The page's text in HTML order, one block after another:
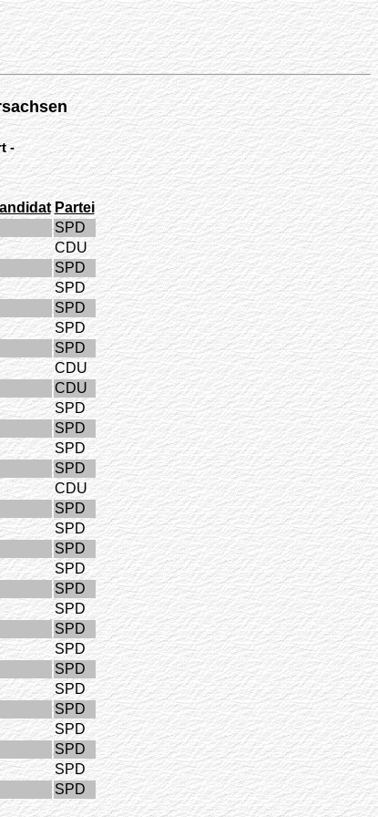
-
Partei
SPD
CDU
SPD
SPD
SPD
SPD
SPD
CDU
CDU
SPD
SPD
SPD
SPD
CDU
SPD
SPD
SPD
SPD
SPD
SPD
SPD
SPD
SPD
SPD
SPD
SPD
SPD
SPD
SPD